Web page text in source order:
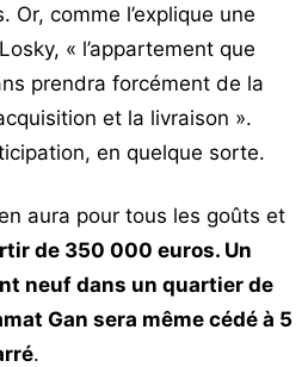
Or, comme l’explique une
« l’appartement que
prendra forcément de la
et la livraison ».
en quelque sorte.
aura pour tous les goûts et
de 350 000 euros. Un
neuf dans un quartier de
Gan sera même cédé à 5
.